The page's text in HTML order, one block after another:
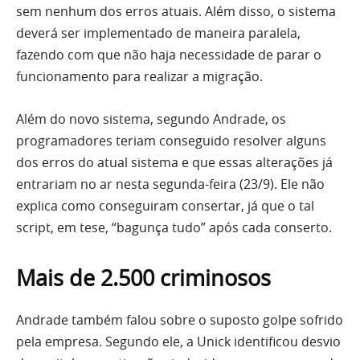
sem nenhum dos erros atuais. Além disso, o sistema
deverá ser implementado de maneira paralela,
fazendo com que não haja necessidade de parar o
funcionamento para realizar a migração.
Além do novo sistema, segundo Andrade, os
programadores teriam conseguido resolver alguns
dos erros do atual sistema e que essas alterações já
entrariam no ar nesta segunda-feira (23/9). Ele não
explica como conseguiram consertar, já que o tal
script, em tese, “bagunça tudo” após cada conserto.
Mais de 2.500 criminosos
Andrade também falou sobre o suposto golpe sofrido
pela empresa. Segundo ele, a Unick identificou desvio